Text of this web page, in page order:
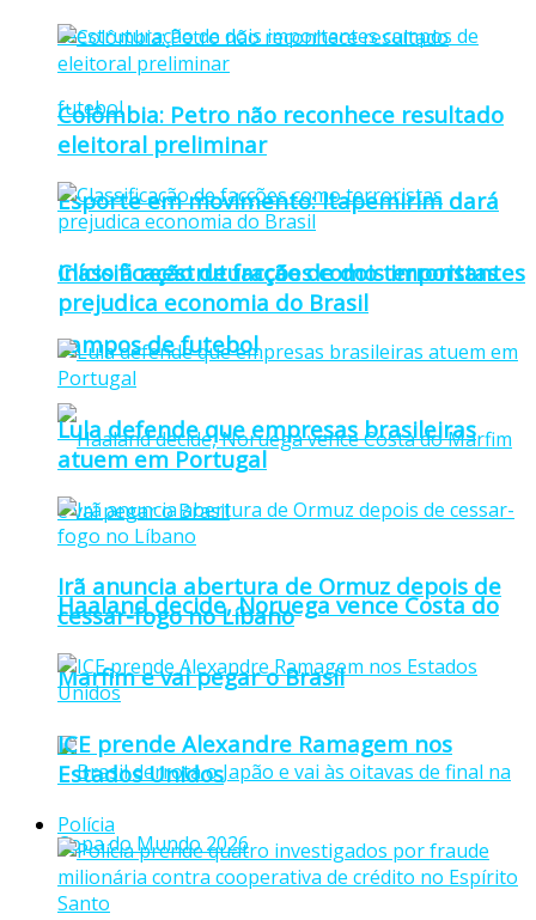
Esporte em movimento: Itapemirim dará
início à reestruturação de dois importantes
campos de futebol
Haaland decide, Noruega vence Costa do
Marfim e vai pegar o Brasil
Colômbia: Petro não reconhece resultado
eleitoral preliminar
Classificação de facções como terroristas
prejudica economia do Brasil
Lula defende que empresas brasileiras
atuem em Portugal
Irã anuncia abertura de Ormuz depois de
cessar-fogo no Líbano
ICE prende Alexandre Ramagem nos
Estados Unidos
Polícia